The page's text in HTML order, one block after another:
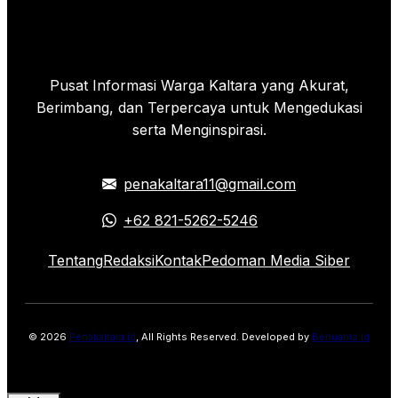
Pusat Informasi Warga Kaltara yang Akurat,
Berimbang, dan Terpercaya untuk Mengedukasi
serta Menginspirasi.
penakaltara11@gmail.com
+62 821-5262-5246
TentangRedaksiKontakPedoman Media Siber
© 2026 Penakaltara.id , All Rights Reserved. Developed by Benuanta.id